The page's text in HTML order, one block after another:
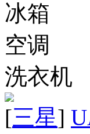
冰箱
空调
洗衣机
[三星]